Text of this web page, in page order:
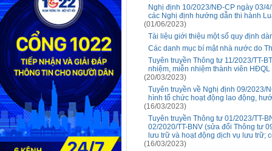
Nghị định 10/2023/NĐ-CP ngày 03/
các Nghị định hướng dẫn thi hành
(01/06/2023)
Tài liệu giới thiệu một số quy định
Các danh mục bí mật nhà nước do
Tuyên truyền Thông tư 11/2023/TT-
nhiệm, miễn nhiệm thành viên
(20/03/2023)
Tuyên truyền về Nghị định 09/2023/
hình tổ chức hoạt động lao động,
(16/03/2023)
Tuyên truyền Thông tư 01/2023/TT-
02/2020/TT-BNV (sửa đổi Thông tư
lưu trữ và hoạt động dịch vụ lưu trữ;
(16/03/2023)